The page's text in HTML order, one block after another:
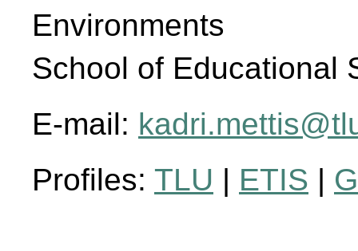
Environments
School of Educational
E-mail:
Profiles: TLU | ETIS |